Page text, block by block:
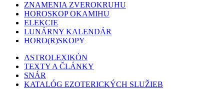
ZNAMENIA ZVEROKRUHU
HOROSKOP OKAMIHU
ELEKCIE
LUNÁRNY KALENDÁR
HORO(R)SKOPY
ASTROLEXIKÓN
TEXTY A ČLÁNKY
SNÁR
KATALÓG EZOTERICKÝCH SLUŽIEB